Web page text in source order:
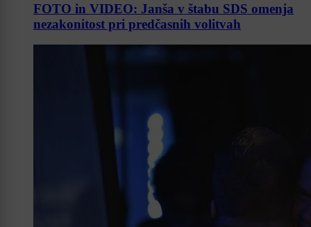
FOTO in VIDEO: Janša v štabu SDS omenja
nezakonitost pri predčasnih volitvah